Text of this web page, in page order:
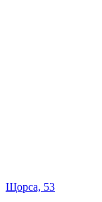
Щорса, 53